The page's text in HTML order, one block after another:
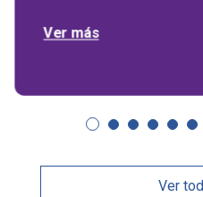
Ver más
Ver